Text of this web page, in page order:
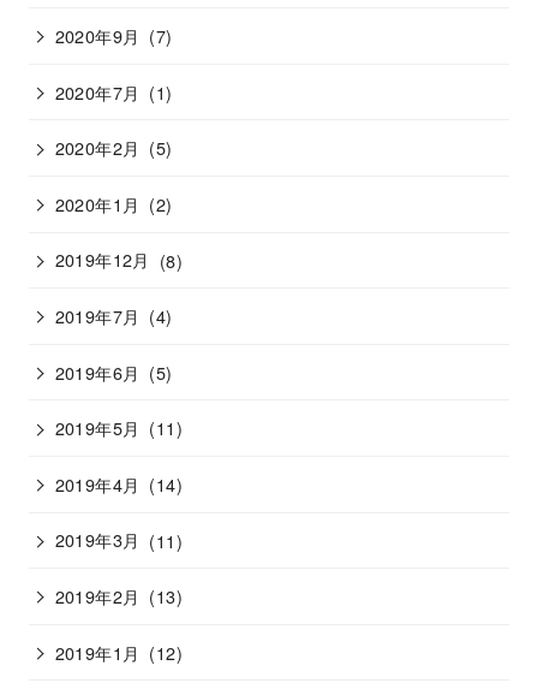
2020年9月 (7)
2020年7月 (1)
2020年2月 (5)
2020年1月 (2)
2019年12月 (8)
2019年7月 (4)
2019年6月 (5)
2019年5月 (11)
2019年4月 (14)
2019年3月 (11)
2019年2月 (13)
2019年1月 (12)